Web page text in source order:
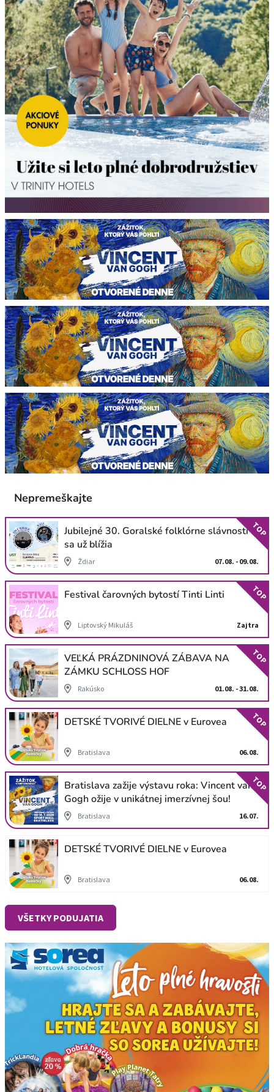
Nepremeškajte
Jubilejné 30. Goralské folklórne slávnosti
sa už blížia
Ždiar 07.08. - 09.08.
TOP
Festival čarovných bytostí Tinti Linti
Liptovský Mikuláš Zajtra
TOP
VEĽKÁ PRÁZDNINOVÁ ZÁBAVA NA
ZÁMKU SCHLOSS HOF
Rakúsko 01.08. - 31.08.
TOP
DETSKÉ TVORIVÉ DIELNE v Eurovea
Bratislava 06.08.
TOP
Bratislava zažije výstavu roka: Vincent van
Gogh ožije v unikátnej imerzívnej šou!
Bratislava 16.07.
TOP
DETSKÉ TVORIVÉ DIELNE v Eurovea
Bratislava 06.08.
VŠETKY PODUJATIA